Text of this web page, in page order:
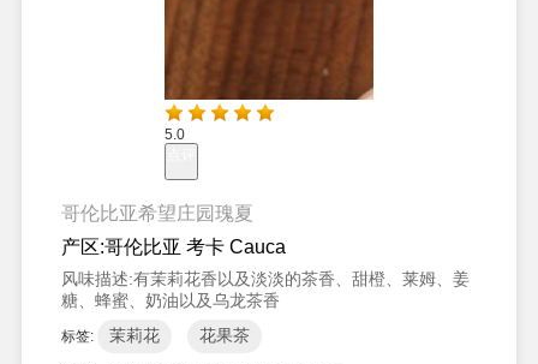
5.0
哥伦比亚希望庄园瑰夏
产区:哥伦比亚 考卡 Cauca
风味描述:有茉莉花香以及淡淡的茶香、甜橙、莱姆、姜
糖、蜂蜜、奶油以及乌龙茶香
标签: 茉莉花 花果茶